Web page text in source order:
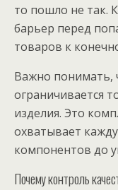
то пошло не так.
барьер перед
товаров к
Важно понимать,
ограничивается
изделия. Это
охватывает
компонентов до
Почему контроль